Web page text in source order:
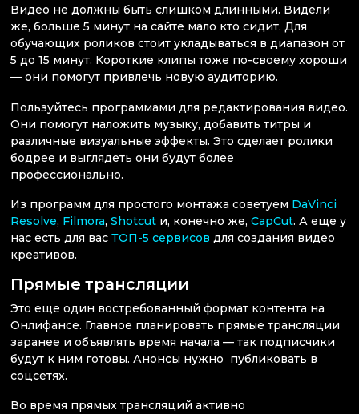
Видео не должны быть слишком длинными. Видели
же, больше 5 минут на сайте мало кто сидит. Для
обучающих роликов стоит укладываться в диапазон от
5 до 15 минут. Короткие клипы тоже по-своему хороши
— они помогут привлечь новую аудиторию.
Пользуйтесь программами для редактирования видео.
Они помогут наложить музыку, добавить титры и
различные визуальные эффекты. Это сделает ролики
бодрее и выглядеть они будут более
профессионально.
Из программ для простого монтажа советуем DaVinci
Resolve, Filmora, Shotcut и, конечно же, CapCut. А еще у
нас есть для вас ТОП-5 сервисов для создания видео
креативов.
Прямые трансляции
Это еще один востребованный формат контента на
Онлифансе. Главное планировать прямые трансляции
заранее и объявлять время начала — так подписчики
будут к ним готовы. Анонсы нужно публиковать в
соцсетях.
Во время прямых трансляций активно